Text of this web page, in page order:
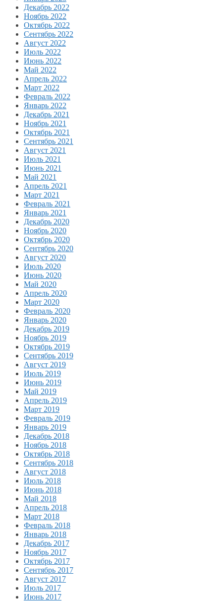
Декабрь 2022
Ноябрь 2022
Октябрь 2022
Сентябрь 2022
Август 2022
Июль 2022
Июнь 2022
Май 2022
Апрель 2022
Март 2022
Февраль 2022
Январь 2022
Декабрь 2021
Ноябрь 2021
Октябрь 2021
Сентябрь 2021
Август 2021
Июль 2021
Июнь 2021
Май 2021
Апрель 2021
Март 2021
Февраль 2021
Январь 2021
Декабрь 2020
Ноябрь 2020
Октябрь 2020
Сентябрь 2020
Август 2020
Июль 2020
Июнь 2020
Май 2020
Апрель 2020
Март 2020
Февраль 2020
Январь 2020
Декабрь 2019
Ноябрь 2019
Октябрь 2019
Сентябрь 2019
Август 2019
Июль 2019
Июнь 2019
Май 2019
Апрель 2019
Март 2019
Февраль 2019
Январь 2019
Декабрь 2018
Ноябрь 2018
Октябрь 2018
Сентябрь 2018
Август 2018
Июль 2018
Июнь 2018
Май 2018
Апрель 2018
Март 2018
Февраль 2018
Январь 2018
Декабрь 2017
Ноябрь 2017
Октябрь 2017
Сентябрь 2017
Август 2017
Июль 2017
Июнь 2017